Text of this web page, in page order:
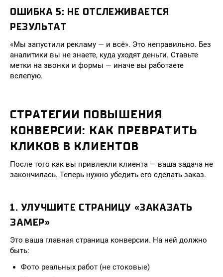
ОШИБКА 5: НЕ ОТСЛЕЖИВАЕТСЯ
РЕЗУЛЬТАТ
«Мы запустили рекламу — и всё». Это неправильно. Без
аналитики вы не знаете, куда уходят деньги. Ставьте
метки на звонки и формы — иначе вы работаете
вслепую.
СТРАТЕГИИ ПОВЫШЕНИЯ
КОНВЕРСИИ: КАК ПРЕВРАТИТЬ
КЛИКОВ В КЛИЕНТОВ
После того как вы привлекли клиента — ваша задача не
закончилась. Теперь нужно убедить его сделать заказ.
1. УЛУЧШИТЕ СТРАНИЦУ «ЗАКАЗАТЬ
ЗАМЕР»
Это ваша главная страница конверсии. На ней должно
быть:
Фото реальных работ (не стоковые)